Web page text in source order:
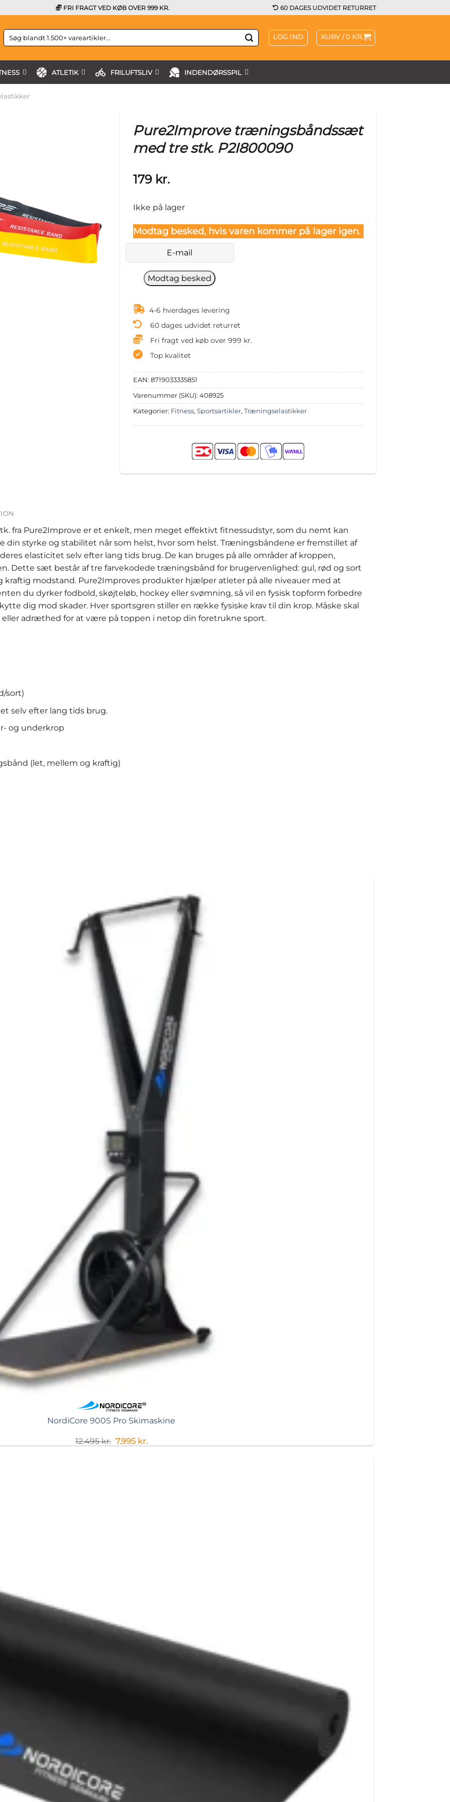
FRI FRAGT VED KØB OVER 999 KR. 60 DAGES UDVIDET RETURRET
Søg
efter:
LOG IND KURV /0 KR.
ATLETIK FRILUFTSLIV INDENDØRSSPIL
Pure2Improve træningsbåndssæt
med tre stk. P2I800090
179 kr.
Ikke på lager
Modtag besked, hvis varen kommer på lager igen.
4-6 hverdages levering
60 dages udvidet returret
Fri fragt ved køb over 999 kr.
Top kvalitet
EAN: 8719033335851
Varenummer (SKU): 408925
Kategorier: Fitness, Sportsartikler, Træningselastikker
fra Pure2Improve er et enkelt, men meget effektivt fitnessudstyr, som du nemt kan
din styrke og stabilitet når som helst, hvor som helst. Træningsbåndene er fremstillet af
elasticitet selv efter lang tids brug. De kan bruges på alle områder af kroppen,
Dette sæt består af tre farvekodede træningsbånd for brugervenlighed: gul, rød og sort
kraftig modstand. Pure2Improves produkter hjælper atleter på alle niveauer med at
du dyrker fodbold, skøjteløb, hockey eller svømning, så vil en fysisk topform forbedre
dig mod skader. Hver sportsgren stiller en række fysiske krav til din krop. Måske skal
adræthed for at være på toppen i netop din foretrukne sport.
sort)
selv efter lang tids brug.
og underkrop
(let, mellem og kraftig)
NordiCore 900S Pro Skimaskine
12.495kr. Original
price
7.995 kr.Current
price